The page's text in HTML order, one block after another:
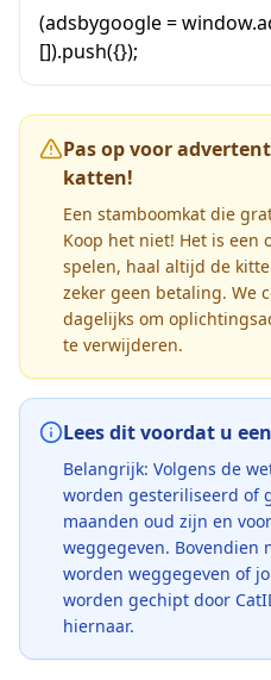
(adsbygoogle =
[]).push({});
Pas op voor
katten!
Een stamboomkat die
Koop het niet! Het is
spelen, haal altijd de
zeker geen betaling. We
dagelijks om
te verwijderen.
Lees dit voordat u
Belangrijk: Volgens de
worden gesteriliseerd of
maanden oud zijn en
weggegeven. Bovendien
worden weggegeven of
worden gechipt door
hiernaar.